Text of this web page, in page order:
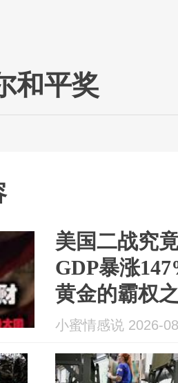
和平奖
美国二战究
GDP暴涨
黄金的霸权
小蜜情感说 2026-